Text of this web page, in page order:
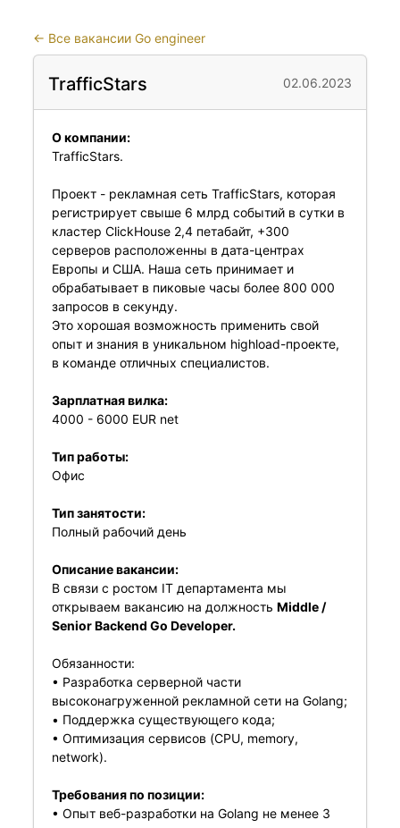
← Все вакансии Go engineer
TrafficStars 02.06.2023
О компании:
TrafficStars.
Проект - рекламная сеть TrafficStars, которая
регистрирует свыше 6 млрд событий в сутки в
кластер ClickHouse 2,4 петабайт, +300
серверов расположенны в дата-центрах
Европы и США. Наша сеть принимает и
обрабатывает в пиковые часы более 800 000
запросов в секунду.
Это хорошая возможность применить свой
опыт и знания в уникальном highload-проекте,
в команде отличных специалистов.
Зарплатная вилка:
4000 - 6000 EUR net
Тип работы:
Офис
Тип занятости:
Полный рабочий день
Описание вакансии:
В связи с ростом IT департамента мы
открываем вакансию на должность Middle /
Senior Backend Go Developer.
Обязанности:
• Разработка серверной части
высоконагруженной рекламной сети на Golang;
• Поддержка существующего кода;
• Оптимизация сервисов (CPU, memory,
network).
Требования по позиции:
• Опыт веб-разработки на Golang не менее 3